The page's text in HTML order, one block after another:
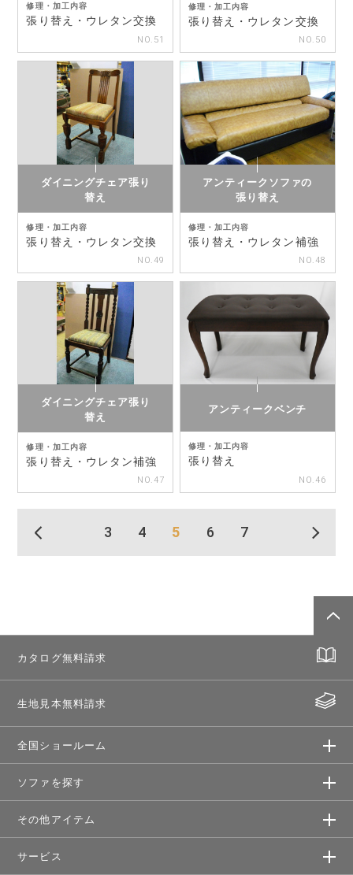
修理・加工内容
張り替え・ウレタン交換
NO.51
修理・加工内容
張り替え・ウレタン交換
NO.50
ダイニングチェア張り
替え
修理・加工内容
張り替え・ウレタン交換
NO.49
アンティークソファの
張り替え
修理・加工内容
張り替え・ウレタン補強
NO.48
ダイニングチェア張り
替え
修理・加工内容
張り替え・ウレタン補強
NO.47
アンティークベンチ
修理・加工内容
張り替え
NO.46
3 4 5 6 7
カタログ無料請求
生地見本無料請求
全国ショールーム
ソファを探す
その他アイテム
サービス